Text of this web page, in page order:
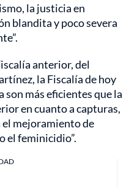
la justicia en
blandita y poco severa
anterior, del
la Fiscalía de hoy
son más eficientes que la
en cuanto a capturas,
el mejoramiento de
el feminicidio”.